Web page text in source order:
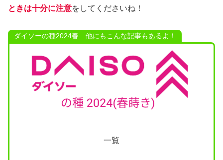
ときは十分に注意をしてくださいね！
ダイソーの種2024春 他にもこんな記事もあるよ！
一覧